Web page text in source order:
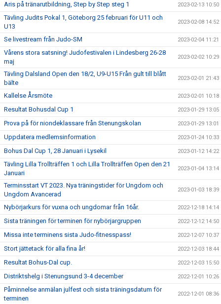
Aris på tränarutbildning, Step by Step steg 1 2023-02-13 10:50
Tävling Judits Pokal 1, Göteborg 25 februari för U11 och
U13
2023-02-08 14:52
Se livestream från Judo-SM 2023-02-04 11:21
Vårens stora satsning! Judofestivalen i Lindesberg 26-28
maj
2023-02-02 10:29
Tävling Dalsland Open den 18/2, U9-U15 Från gult till blått
bälte
2023-02-01 21:43
Kallelse Årsmöte 2023-02-01 10:18
Resultat Bohusdal Cup 1 2023-01-29 13:05
Prova på för niondeklassare från Stenungskolan 2023-01-29 13:01
Uppdatera medlemsinformation 2023-01-24 10:33
Bohus Dal Cup 1, 28 Januari i Lysekil 2023-01-12 14:22
Tävling Lilla Trollträffen 1 och Lilla Trollträffen Open den 21
Januari
2023-01-04 13:14
Terminsstart VT 2023. Nya träningstider för Ungdom och
Ungdom Avancerad
2023-01-03 18:39
Nybörjarkurs för vuxna och ungdomar från 16år. 2022-12-18 14:14
Sista träningen för terminen för nybörjargruppen 2022-12-12 14:50
Missa inte terminens sista Judo-fitnesspass! 2022-12-07 10:37
Stort jättetack för alla fina år! 2022-12-03 18:44
Resultat Bohus-Dal cup. 2022-12-03 15:50
Distriktshelg i Stenungsund 3-4 december 2022-12-01 10:26
Påminnelse anmälan julfest och sista träningsdatum för
terminen
2022-12-01 08:36